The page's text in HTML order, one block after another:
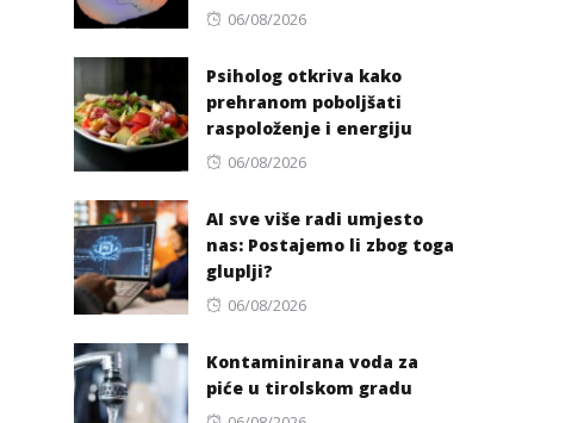
Posted
06/08/2026
Psiholog otkriva kako
prehranom poboljšati
raspoloženje i energiju
Posted
06/08/2026
AI sve više radi umjesto
nas: Postajemo li zbog toga
gluplji?
Posted
06/08/2026
Kontaminirana voda za
piće u tirolskom gradu